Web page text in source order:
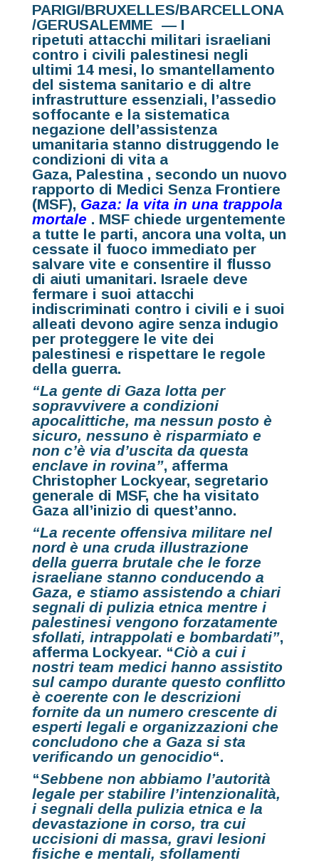
PARIGI/BRUXELLES/BARCELLONA
/GERUSALEMME — I
ripetuti attacchi militari israeliani
contro i civili palestinesi negli
ultimi 14 mesi, lo smantellamento
del sistema sanitario e di altre
infrastrutture essenziali, l’assedio
soffocante e la sistematica
negazione dell’assistenza
umanitaria stanno distruggendo le
condizioni di vita a
Gaza, Palestina , secondo un nuovo
rapporto di Medici Senza Frontiere
(MSF), Gaza: la vita in una trappola
mortale . MSF chiede urgentemente
a tutte le parti, ancora una volta, un
cessate il fuoco immediato per
salvare vite e consentire il flusso
di aiuti umanitari. Israele deve
fermare i suoi attacchi
indiscriminati contro i civili e i suoi
alleati devono agire senza indugio
per proteggere le vite dei
palestinesi e rispettare le regole
della guerra.
“La gente di Gaza lotta per
sopravvivere a condizioni
apocalittiche, ma nessun posto è
sicuro, nessuno è risparmiato e
non c’è via d’uscita da questa
enclave in rovina”, afferma
Christopher Lockyear, segretario
generale di MSF, che ha visitato
Gaza all’inizio di quest’anno.
“La recente offensiva militare nel
nord è una cruda illustrazione
della guerra brutale che le forze
israeliane stanno conducendo a
Gaza, e stiamo assistendo a chiari
segnali di pulizia etnica mentre i
palestinesi vengono forzatamente
sfollati, intrappolati e bombardati”,
afferma Lockyear. “Ciò a cui i
nostri team medici hanno assistito
sul campo durante questo conflitto
è coerente con le descrizioni
fornite da un numero crescente di
esperti legali e organizzazioni che
concludono che a Gaza si sta
verificando un genocidio“.
“Sebbene non abbiamo l’autorità
legale per stabilire l’intenzionalità,
i segnali della pulizia etnica e la
devastazione in corso, tra cui
uccisioni di massa, gravi lesioni
fisiche e mentali, sfollamenti